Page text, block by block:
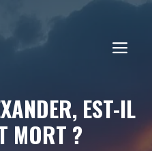
EST-IL
MORT ?